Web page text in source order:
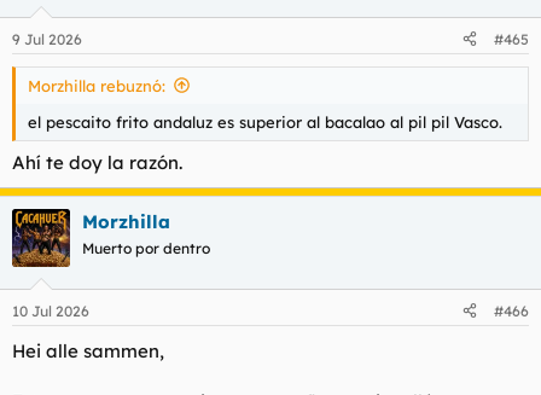
e
s
9 Jul 2026 #465
Morzhilla rebuznó:
el pescaito frito andaluz es superior al bacalao al pil pil Vasco.
Ahí te doy la razón.
Morzhilla
Muerto por dentro
10 Jul 2026 #466
Hei alle sammen,